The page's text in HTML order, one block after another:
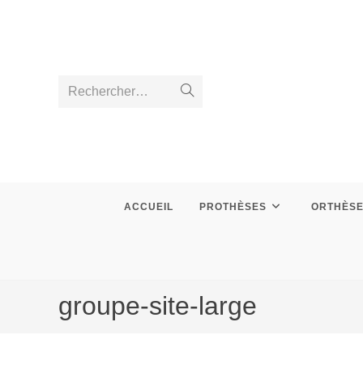
Rechercher…
ACCUEIL PROTHÈSES
groupe-site-large